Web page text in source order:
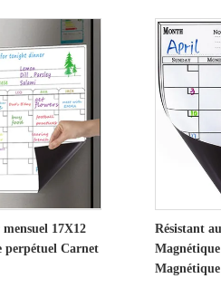
17X12
perpétuel Carnet
Résistant